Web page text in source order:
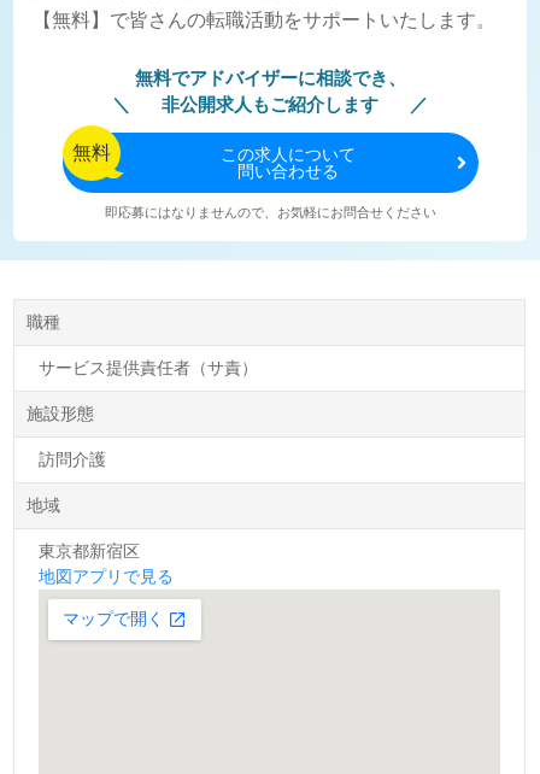
【無料】で皆さんの転職活動をサポートいたします。
無料でアドバイザーに相談でき、
非公開求人もご紹介します
無料 この求人について
問い合わせる
即応募にはなりませんので、お気軽にお問合せください
職種
サービス提供責任者（サ責）
施設形態
訪問介護
地域
東京都新宿区
地図アプリで見る